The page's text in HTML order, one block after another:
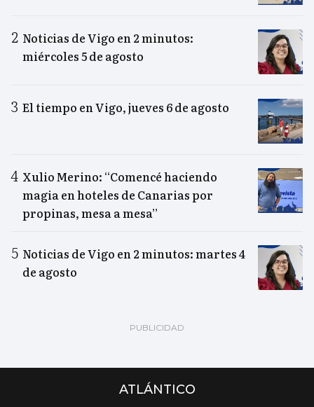
Noticias de Vigo en 2 minutos:
miércoles 5 de agosto
El tiempo en Vigo, jueves 6 de agosto
Xulio Merino: “Comencé haciendo
magia en hoteles de Canarias por
propinas, mesa a mesa”
Noticias de Vigo en 2 minutos: martes 4
de agosto
ATLÁNTICO